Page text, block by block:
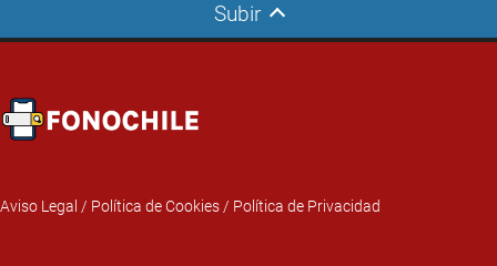
Subir
Aviso Legal / Política de Cookies / Política de Privacidad